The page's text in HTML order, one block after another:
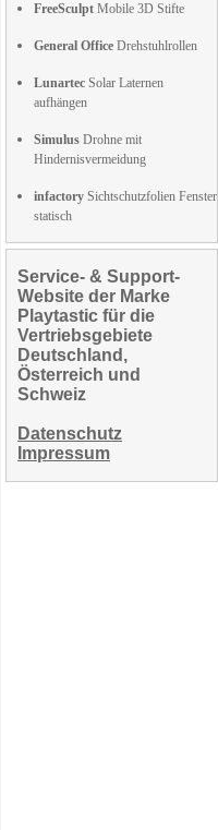
FreeSculpt Mobile 3D Stifte
General Office Drehstuhlrollen
Lunartec Solar Laternen
aufhängen
Simulus Drohne mit
Hindernisvermeidung
infactory Sichtschutzfolien Fenster
statisch
Service- & Support-
Website der Marke
Playtastic für die
Vertriebsgebiete
Deutschland,
Österreich und
Schweiz
Datenschutz
Impressum